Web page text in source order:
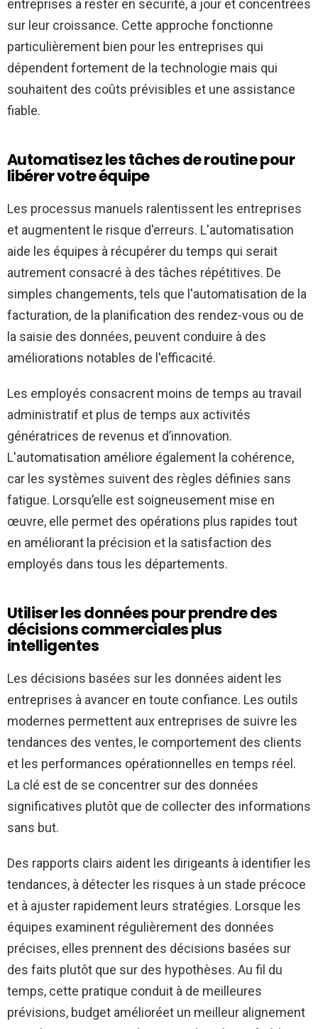
entreprises à rester en sécurité, à jour et concentrées
sur leur croissance. Cette approche fonctionne
particulièrement bien pour les entreprises qui
dépendent fortement de la technologie mais qui
souhaitent des coûts prévisibles et une assistance
fiable.
Automatisez les tâches de routine pour
libérer votre équipe
Les processus manuels ralentissent les entreprises
et augmentent le risque d'erreurs. L'automatisation
aide les équipes à récupérer du temps qui serait
autrement consacré à des tâches répétitives. De
simples changements, tels que l'automatisation de la
facturation, de la planification des rendez-vous ou de
la saisie des données, peuvent conduire à des
améliorations notables de l'efficacité.
Les employés consacrent moins de temps au travail
administratif et plus de temps aux activités
génératrices de revenus et d’innovation.
L'automatisation améliore également la cohérence,
car les systèmes suivent des règles définies sans
fatigue. Lorsqu’elle est soigneusement mise en
œuvre, elle permet des opérations plus rapides tout
en améliorant la précision et la satisfaction des
employés dans tous les départements.
Utiliser les données pour prendre des
décisions commerciales plus
intelligentes
Les décisions basées sur les données aident les
entreprises à avancer en toute confiance. Les outils
modernes permettent aux entreprises de suivre les
tendances des ventes, le comportement des clients
et les performances opérationnelles en temps réel.
La clé est de se concentrer sur des données
significatives plutôt que de collecter des informations
sans but.
Des rapports clairs aident les dirigeants à identifier les
tendances, à détecter les risques à un stade précoce
et à ajuster rapidement leurs stratégies. Lorsque les
équipes examinent régulièrement des données
précises, elles prennent des décisions basées sur
des faits plutôt que sur des hypothèses. Au fil du
temps, cette pratique conduit à de meilleures
prévisions, budget amélioréet un meilleur alignement